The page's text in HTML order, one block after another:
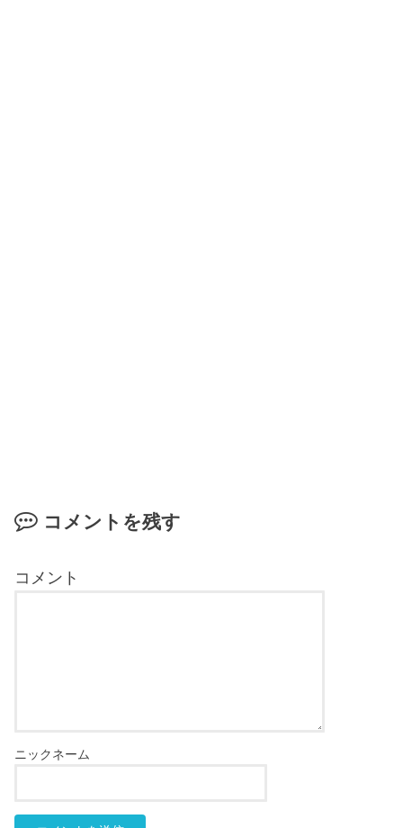
コメントを残す